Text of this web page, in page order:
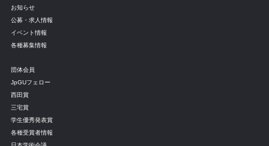
お知らせ
公募・求人情報
イベント情報
各種募集情報
団体会員
JpGUフェロー
西田賞
三宅賞
学生優秀発表賞
各種受賞者情報